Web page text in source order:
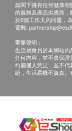
如閣下擁有任何健康
的服務及產品供應商
於2個工作天內回覆，
電郵:
重要聲明：
生活易會員於本網站
任何內容，並不會保
均屬個人意見，並不
紛，生活易概不負責。